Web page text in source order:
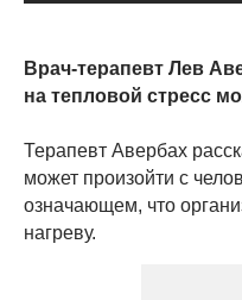
Врач-терапевт Лев
на тепловой стресс
Терапевт Авербах
может произойти с
означающем, что
нагреву.